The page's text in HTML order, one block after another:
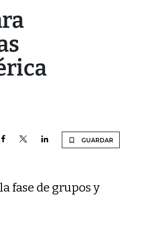
GUARDAR
fase de grupos y